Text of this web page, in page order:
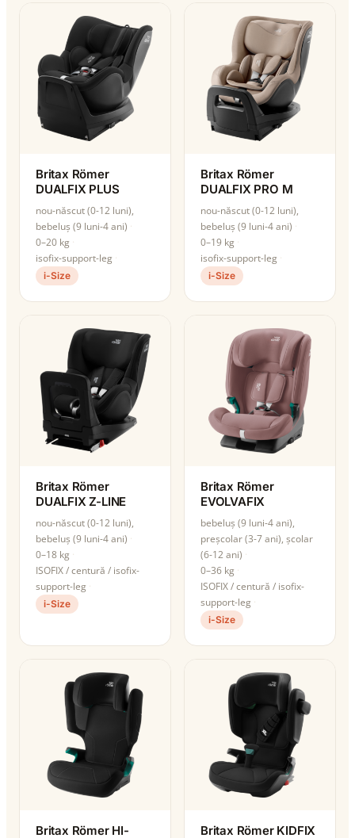
Britax Römer
DUALFIX PLUS
nou-născut (0-12 luni),
bebeluș (9 luni-4 ani)
0–20 kg
isofix-support-leg
i-Size
Britax Römer
DUALFIX PRO M
nou-născut (0-12 luni),
bebeluș (9 luni-4 ani)
0–19 kg
isofix-support-leg
i-Size
Britax Römer
DUALFIX Z-LINE
nou-născut (0-12 luni),
bebeluș (9 luni-4 ani)
0–18 kg
ISOFIX / centură / isofix-
support-leg
i-Size
Britax Römer
EVOLVAFIX
bebeluș (9 luni-4 ani),
preșcolar (3-7 ani), școlar
(6-12 ani)
0–36 kg
ISOFIX / centură / isofix-
support-leg
i-Size
Britax Römer HI-
Britax Römer KIDFIX